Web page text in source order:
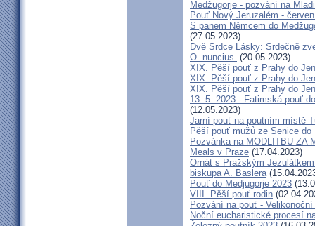
Medžugorje - pozvání na
Pouť Nový Jeruzalém -
S panem Němcem do
(27.05.2023)
Dvě Srdce Lásky: Srdečně
O. nuncius. (20.05.2023)
XIX. Pěší pouť z Prahy do
XIX. Pěší pouť z Prahy do
XIX. Pěší pouť z Prahy do
13. 5. 2023 - Fatimská pouť
(12.05.2023)
Jarní pouť na poutním místě
Pěší pouť mužů ze Senice do
Pozvánka na MODLITBU ZA
Meals v Praze (17.04.2023)
Ornát s Pražským
biskupa A. Baslera
Pouť do Medjugorje 2023
VIII. Pěší pouť rodin
Pozvání na pouť -
Noční eucharistické procesí